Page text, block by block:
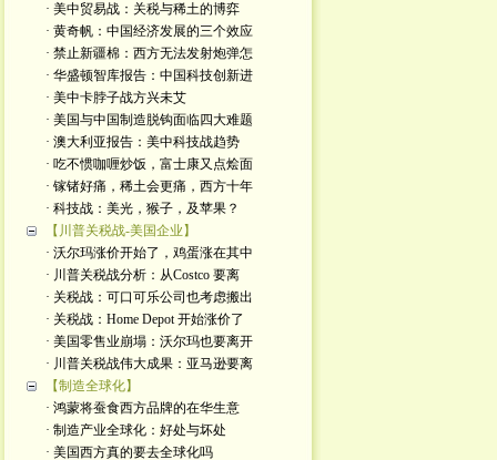
· 美中贸易战：关税与稀土的博弈
· 黄奇帆：中国经济发展的三个效应
· 禁止新疆棉：西方无法发射炮弹怎
· 华盛顿智库报告：中国科技创新进
· 美中卡脖子战方兴未艾
· 美国与中国制造脱钩面临四大难题
· 澳大利亚报告：美中科技战趋势
· 吃不惯咖喱炒饭，富士康又点烩面
· 镓锗好痛，稀土会更痛，西方十年
· 科技战：美光，猴子，及苹果？
【川普关税战-美国企业】
· 沃尔玛涨价开始了，鸡蛋涨在其中
· 川普关税战分析：从Costco 要离
· 关税战：可口可乐公司也考虑搬出
· 关税战：Home Depot 开始涨价了
· 美国零售业崩塌：沃尔玛也要离开
· 川普关税战伟大成果：亚马逊要离
【制造全球化】
· 鸿蒙将蚕食西方品牌的在华生意
· 制造产业全球化：好处与坏处
· 美国西方真的要去全球化吗